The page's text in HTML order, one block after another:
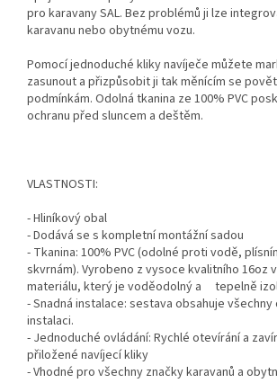
pro karavany SAL. Bez problémů ji lze
karavanu nebo obytnému vozu.
Pomocí jednoduché kliky navíječe můžete
zasunout a přizpůsobit ji tak měnícím se
podmínkám. Odolná tkanina ze 100% PVC
ochranu před sluncem a deštěm.
VLASTNOSTI:
- Hliníkový obal
- Dodává se s kompletní montážní sadou
- Tkanina: 100% PVC (odolné proti vodě,
skvrnám). Vyrobeno z vysoce kvalitního 16oz
materiálu, který je voděodolný a tepelně
- Snadná instalace: sestava obsahuje
instalaci.
- Jednoduché ovládání: Rychlé otevírání a
přiložené navíjecí kliky
- Vhodné pro všechny značky karavanů a